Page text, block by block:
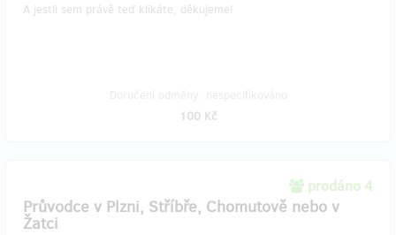
A jestli sem právě teď klikáte, děkujeme!
100 Kč
prodáno 4
Průvodce v Plzni, Stříbře, Chomutově nebo v
Žatci